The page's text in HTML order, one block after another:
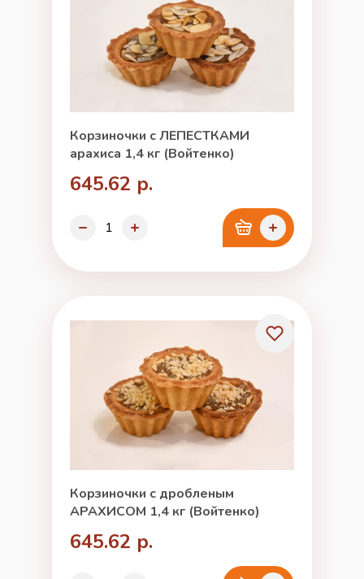
Корзиночки с ЛЕПЕСТКАМИ
арахиса 1,4 кг (Войтенко)
645.62 р.
Корзиночки с дробленым
АРАХИСОМ 1,4 кг (Войтенко)
645.62 р.